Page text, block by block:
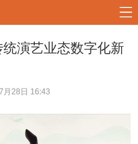
演艺业态数字化新
月28日 16:43